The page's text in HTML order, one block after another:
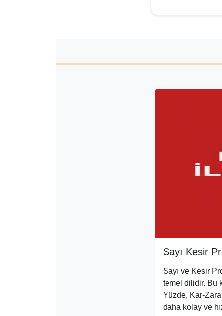
Sayı Kesir
Sayı ve Kesir
temel dilidir. Bu
Yüzde, Kar-
daha kolay ve